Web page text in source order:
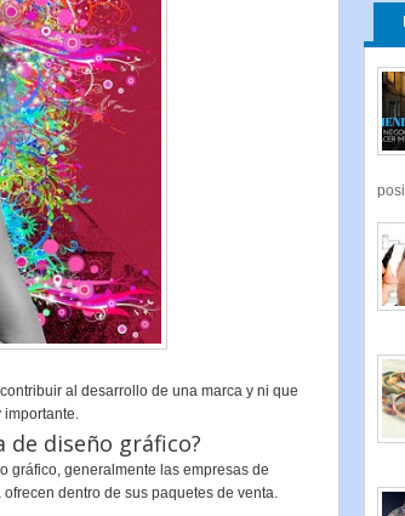
al desarrollo de una marca y ni que
importante.
de diseño gráfico?
gráfico, generalmente las empresas de
dentro de sus paquetes de venta.